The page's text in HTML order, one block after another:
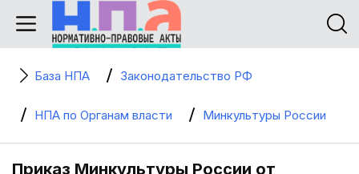
База НПА Законодательство РФ
НПА по Органам власти Минкультуры России
Приказ Минкультуры России от